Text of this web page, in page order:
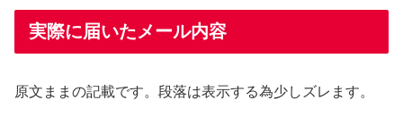
実際に届いたメール内容
原文ままの記載です。段落は表示する為少しズレます。